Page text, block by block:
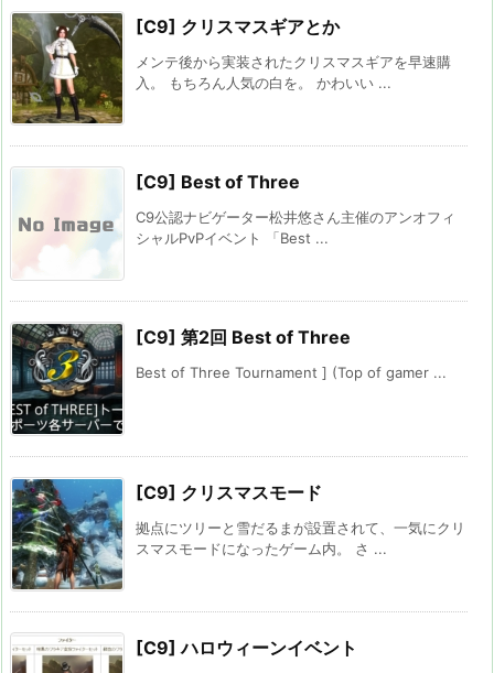
[C9] クリスマスギアとか
メンテ後から実装されたクリスマスギアを早速購
入。 もちろん人気の白を。 かわいい ...
[C9] Best of Three
C9公認ナビゲーター松井悠さん主催のアンオフィ
シャルPvPイベント 「Best ...
[C9] 第2回 Best of Three
Best of Three Tournament ] (Top of gamer ...
[C9] クリスマスモード
拠点にツリーと雪だるまが設置されて、一気にクリ
スマスモードになったゲーム内。 さ ...
[C9] ハロウィーンイベント